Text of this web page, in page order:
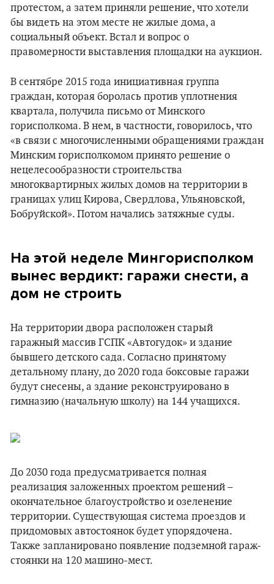
протестом, а затем приняли решение, что хотели
бы видеть на этом месте не жилые дома, а
социальный объект. Встал и вопрос о
правомерности выставления площадки на аукцион.
В сентябре 2015 года инициативная группа
граждан, которая боролась против уплотнения
квартала, получила письмо от Минского
горисполкома. В нем, в частности, говорилось, что
«в связи с многочисленными обращениями граждан
Минским горисполкомом принято решение о
нецелесообразности строительства
многоквартирных жилых домов на территории в
границах улиц Кирова, Свердлова, Ульяновской,
Бобруйской». Потом начались затяжные суды.
На этой неделе Мингорисполком
вынес вердикт: гаражи снести, а
дом не строить
На территории двора расположен старый
гаражный массив ГСПК «Автогудок» и здание
бывшего детского сада. Согласно принятому
детальному плану, до 2020 года боксовые гаражи
будут снесены, а здание реконструировано в
гимназию (начальную школу) на 144 учащихся.
До 2030 года предусматривается полная
реализация заложенных проектом решений –
окончательное благоустройство и озеленение
территории. Существующая система проездов и
придомовых автостоянок будет упорядочена.
Также запланировано появление подземной гараж-
стоянки на 120 машино-мест.